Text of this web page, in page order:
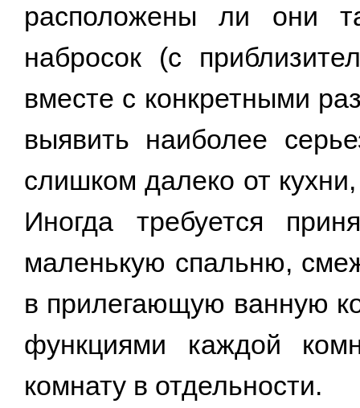
расположены ли они
набросок (с
вместе с конкретными
выявить наиболее
слишком далеко от
Иногда требуется
маленькую спальню,
в прилегающую ванную
функциями каждой
комнату в отдельности.